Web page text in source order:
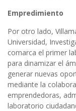
Empredimiento
Por otro lado,
Universidad,
comarca el primer
para dinamizar el
generar nuevas
mediante la
emprendedoras,
laboratorio